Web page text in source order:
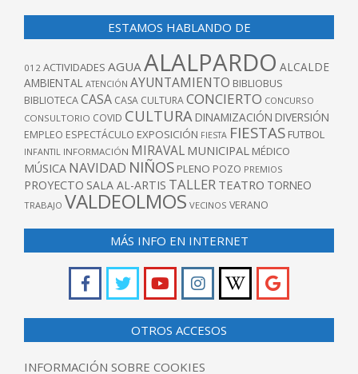
ESTAMOS HABLANDO DE
012 ACTIVIDADES AGUAALALPARDO ALCALDE
AMBIENTAL ATENCIÓN AYUNTAMIENTO BIBLIOBUS
BIBLIOTECACASA CASA CULTURACONCIERTO CONCURSO
CONSULTORIO COVID CULTURA DINAMIZACIÓN DIVERSIÓN
EMPLEO ESPECTÁCULO EXPOSICIÓN FIESTA FIESTAS FUTBOL
INFANTIL INFORMACIÓN MIRAVAL MUNICIPAL MÉDICO
MÚSICA NAVIDAD NIÑOS PLENO POZO PREMIOS
PROYECTO SALA AL-ARTIS TALLER TEATRO TORNEO
TRABAJO VALDEOLMOS VECINOS VERANO
MÁS INFO EN INTERNET
OTROS ACCESOS
INFORMACIÓN SOBRE COOKIES